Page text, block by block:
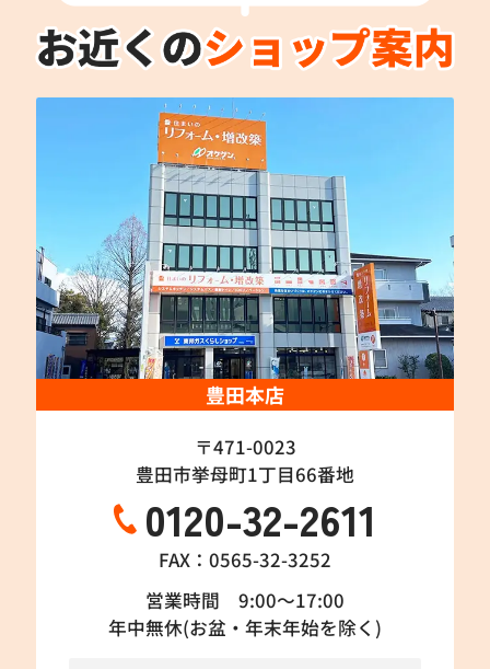
豊田本店
〒471-0023
豊田市挙母町1丁目66番地
0120-32-2611
FAX：0565-32-3252
営業時間 9:00～17:00
年中無休(お盆・年末年始を除く)